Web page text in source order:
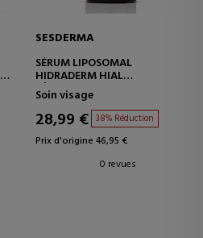
SESDERMA
SÉRUM LIPOSOMAL
HIDRADERM HIAL
SÉRUM HYDRATANT
Soin visage
28,99 € 38% Réduction
Prix d'origine 46,95 €
0 revues